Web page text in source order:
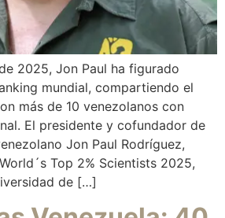
2025, Jon Paul ha figurado
mundial, compartiendo el
más de 10 venezolanos con
El presidente y cofundador de
Jon Paul Rodríguez,
Top 2% Scientists 2025,
de […]